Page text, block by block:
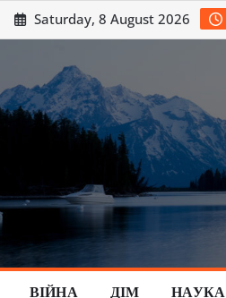
Skip
to
Saturday, 8 August 2026
ВІЙНА ДІМ НАУКА